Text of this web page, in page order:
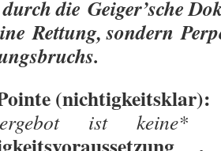
durch die Geiger’sche
Rettung, sondern
(nichtigkeitsklar):
ist keine*